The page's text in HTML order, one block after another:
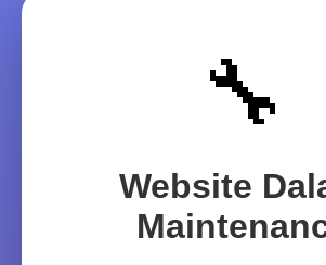
🔧
Website